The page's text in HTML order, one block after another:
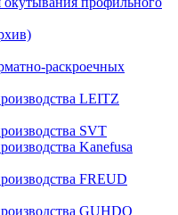
раскроечных
LEITZ
SVT
Kanefusa
FREUD
GUHDO